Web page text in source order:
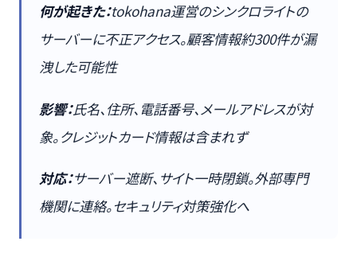
何が起きた：tokohana運営のシンクロライトの
サーバーに不正アクセス。顧客情報約300件が漏
洩した可能性
影響：氏名、住所、電話番号、メールアドレスが対
象。クレジットカード情報は含まれず
対応：サーバー遮断、サイト一時閉鎖。外部専門
機関に連絡。セキュリティ対策強化へ